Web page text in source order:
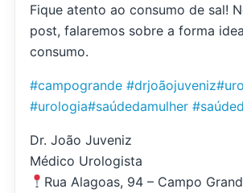
Fique atento ao consumo de sal!
post, falaremos sobre a forma
consumo.
#campogrande #drjoãojuveniz
#urologia#saúdedamulher
Dr. João Juveniz
Médico Urologista
Rua Alagoas, 94 – Campo